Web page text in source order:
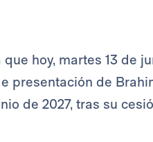
hoy, martes 13 de
presentación de
de 2027, tras su